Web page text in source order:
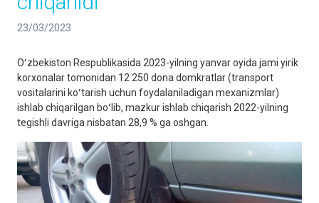
23/03/2023
Oʻzbekiston Respublikasida 2023-yilning yanvar oyida jami yirik
korxonalar tomonidan 12 250 dona domkratlar (transport
vositalarini koʻtarish uchun foydalaniladigan mexanizmlar)
ishlab chiqarilgan boʻlib, mazkur ishlab chiqarish 2022-yilning
tegishli davriga nisbatan 28,9 % ga oshgan.